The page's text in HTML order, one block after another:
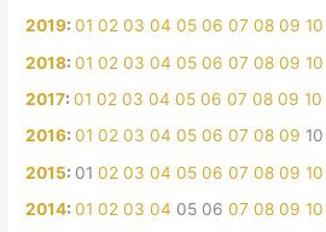
2019:01 02 03 04 05 06 07 08 09 10
2018:01 02 03 04 05 06 07 08 09 10
2017:01 02 03 04 05 06 07 08 09 10
2016:01 02 03 04 05 06 07 08 09 10
2015: 01 02 03 04 05 06 07 08 09 10
2014:01 02 03 04 05 06 07 08 09 10